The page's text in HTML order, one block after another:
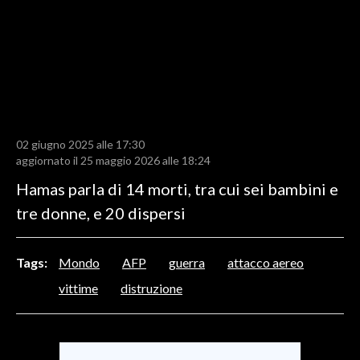
RISULTATI E CLASSIFICHE
CALCIO REGIONALE
BASKET
MOTORI
ALTRI SPORT
02 giugno 2025 alle 17:30
aggiornato il 25 maggio 2026 alle 18:24
Hamas parla di 14 morti, tra cui sei bambini e
tre donne, e 20 dispersi
Tags: Mondo AFP guerra
attacco aereo
vittime
distruzione